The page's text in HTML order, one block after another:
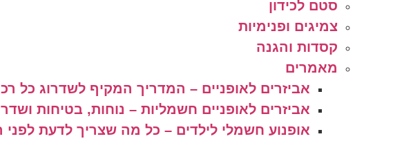
סטם לכידון
צמיגים ופנימיות
קסדות והגנה
מאמרים
אביזרים לאופניים – המדריך המקיף לשדרוג כל
אביזרים לאופניים חשמליות – נוחות, בטיחות
אופנוע חשמלי לילדים – כל מה שצריך לדעת לפני